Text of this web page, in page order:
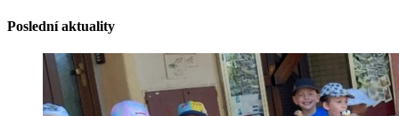
Poslední aktuality